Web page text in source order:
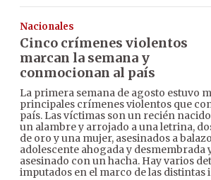
Nacionales
Cinco crímenes violentos
marcan la semana y
conmocionan al país
La primera semana de agosto estuvo
principales crímenes violentos que
país. Las víctimas son un recién
un alambre y arrojado a una letrina,
de oro y una mujer, asesinados a
adolescente ahogada y desmembrada
asesinado con un hacha. Hay varios
imputados en el marco de las distintas